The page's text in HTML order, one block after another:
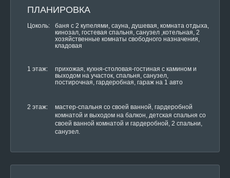
ПЛАНИРОВКА
Цоколь:
баня с 2 купелями, сауна, душевая, комната отдыха,
кинозал, гостевая спальня, санузел ,котельная, 2
хозяйственные комнаты свободного назначения,
кладовая
1 этаж:
прихожая, кухня-столовая-гостиная с камином и
выходом на участок, спальня, санузел,
постирочная, гардеробная, гараж на 1 авто
2 этаж:
мастер-спальня со своей ванной, гардеробной
комнатой и выходом на балкон, детская спальня со
своей ванной комнатой и гардеробной, 2 спальни,
санузел.